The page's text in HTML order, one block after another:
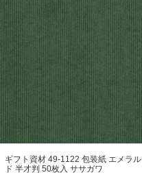
ギフト資材 49-1122 包装紙 エメラル
ド 半才判 50枚入 ササガワ